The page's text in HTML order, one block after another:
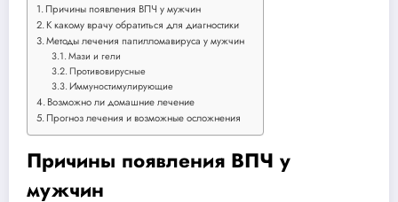
Причины появления ВПЧ у мужчин
К какому врачу обратиться для диагностики
Методы лечения папилломавируса у мужчин
Мази и гели
Противовирусные
Иммуностимулирующие
Возможно ли домашние лечение
Прогноз лечения и возможные осложнения
Причины появления ВПЧ у
мужчин